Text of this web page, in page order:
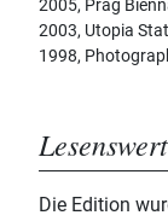
2005, Prag
2003, Utopia
1998,
Die Edition